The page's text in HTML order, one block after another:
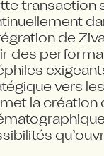
transaction
de
des
vers
la création